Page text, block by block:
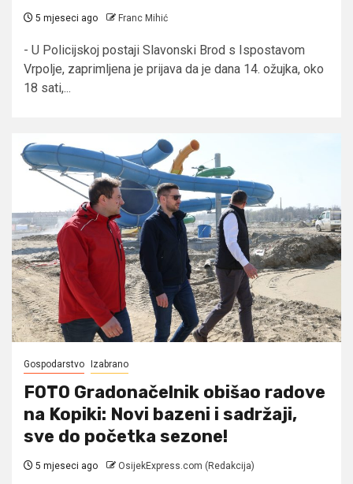
5 mjeseci ago Franc Mihić
- U Policijskoj postaji Slavonski Brod s Ispostavom
Vrpolje, zaprimljena je prijava da je dana 14. ožujka, oko
18 sati,...
Gospodarstvo Izabrano
FOTO Gradonačelnik obišao radove
na Kopiki: Novi bazeni i sadržaji,
sve do početka sezone!
5 mjeseci ago OsijekExpress.com (Redakcija)